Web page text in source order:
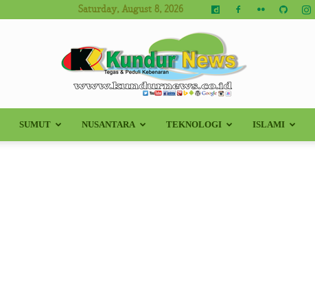
Saturday, August 8, 2026
Kundur
SUMUT NUSANTARA TEKNOLOGI ISLAMI